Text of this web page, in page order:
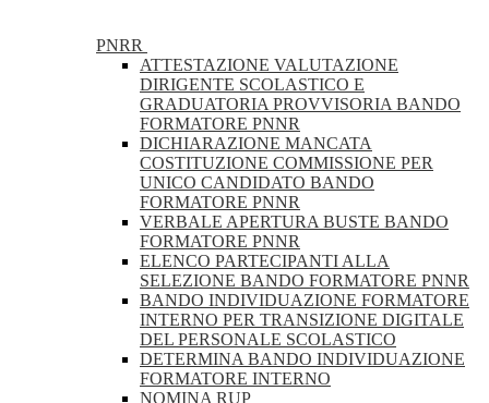
PNRR
ATTESTAZIONE VALUTAZIONE
DIRIGENTE SCOLASTICO E
GRADUATORIA PROVVISORIA BANDO
FORMATORE PNNR
DICHIARAZIONE MANCATA
COSTITUZIONE COMMISSIONE PER
UNICO CANDIDATO BANDO
FORMATORE PNNR
VERBALE APERTURA BUSTE BANDO
FORMATORE PNNR
ELENCO PARTECIPANTI ALLA
SELEZIONE BANDO FORMATORE PNNR
BANDO INDIVIDUAZIONE FORMATORE
INTERNO PER TRANSIZIONE DIGITALE
DEL PERSONALE SCOLASTICO
DETERMINA BANDO INDIVIDUAZIONE
FORMATORE INTERNO
NOMINA RUP